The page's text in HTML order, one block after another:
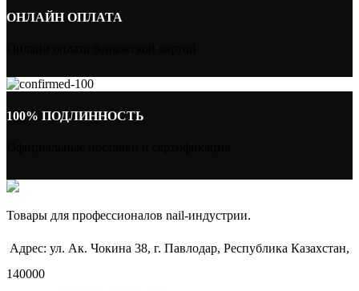
ОНЛАЙН ОПЛАТА
100% ПОДЛИННОСТЬ
Товары для профессионалов nail-индустрии.
Адрес: ул. Ак. Чокина 38, г. Павлодар, Республика Казахстан,
140000